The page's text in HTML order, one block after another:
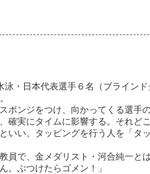
・日本代表選手６名（ブラインド
ンジをつけ、向かってくる選手の
確実にタイムに影響する。それど
いい、タッピングを行う人を「タ
員で、金メダリスト・河合純一と
。ぶつけたらゴメン！」